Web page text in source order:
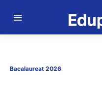
Bacalaureat 2026